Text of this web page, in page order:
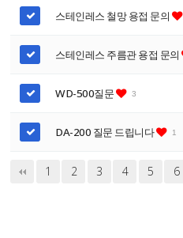
스테인레스 철망 용접 문의
스테인레스 주름관 용접 문의
WD-500질문 3
DA-200 질문 드립니다 1
1 2 3 4 5 6